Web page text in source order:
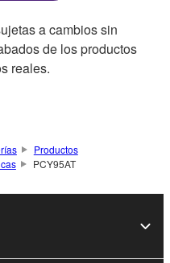
a cambios sin
de los productos
reales.
Productos
PCY95AT